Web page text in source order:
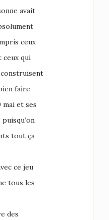
avait
ceux
ceux qui
faire
mai et ses
tout ça
ce jeu
tous les
des